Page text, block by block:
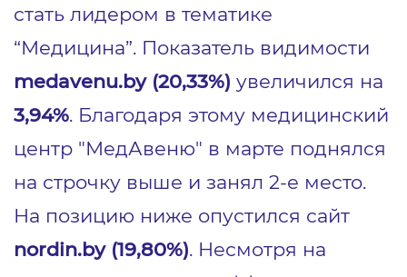
стать лидером в тематике
“Медицина”. Показатель видимости
medavenu.by (20,33%) увеличился на
3,94%. Благодаря этому медицинский
центр "МедАвеню" в марте поднялся
на строчку выше и занял 2-е место.
На позицию ниже опустился сайт
nordin.by (19,80%). Несмотря на